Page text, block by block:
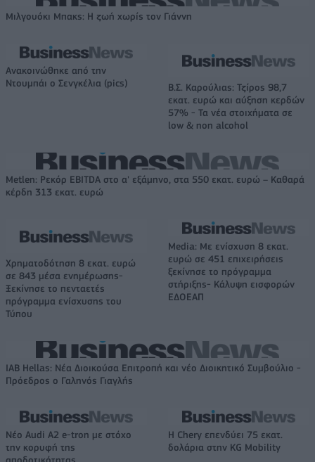
Μιλγουόκι Μπακς: Η ζωή χωρίς τον Γιάννη
Ανακοινώθηκε από την
Ντουμπάι ο Σενγκέλια (pics)
Β.Σ. Καρούλιας: Τζίρος 98,7
εκατ. ευρώ και αύξηση κερδών
57% - Τα νέα στοιχήματα σε
low & non alcohol
Metlen: Ρεκόρ EBITDA στο α' εξάμηνο, στα 550 εκατ. ευρώ – Καθαρά
κέρδη 313 εκατ. ευρώ
Χρηματοδότηση 8 εκατ. ευρώ
σε 843 μέσα ενημέρωσης-
Ξεκίνησε το πενταετές
πρόγραμμα ενίσχυσης του
Τύπου
Media: Με ενίσχυση 8 εκατ.
ευρώ σε 451 επιχειρήσεις
ξεκίνησε το πρόγραμμα
στήριξης- Κάλυψη εισφορών
ΕΔΟΕΑΠ
IAB Hellas: Νέα Διοικούσα Επιτροπή και νέο Διοικητικό Συμβούλιο -
Πρόεδρος ο Γαληνός Γιαγλής
Νέο Audi A2 e-tron με στόχο
την κορυφή της
Η Chery επενδύει 75 εκατ.
δολάρια στην KG Mobility